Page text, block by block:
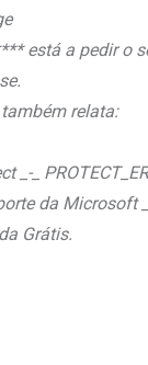
está a pedir o
relata:
_-_
da Microsoft
Grátis.